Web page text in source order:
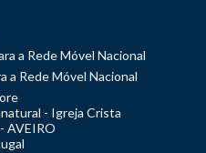
a Rede Móvel Nacional
a Rede Móvel Nacional
- Igreja Crista
AVEIRO